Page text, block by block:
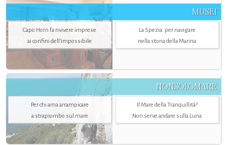
MUSEI
Capo Horn fa rivivere imprese
ai confini dell’impossibile
La Spezia. per navigare
nella storia della Marina
NONSOLOMARE
Per chi ama arrampicare
a strapiombo sul mare
Il Mare della Tranquillità?
Non serve andare sulla Luna